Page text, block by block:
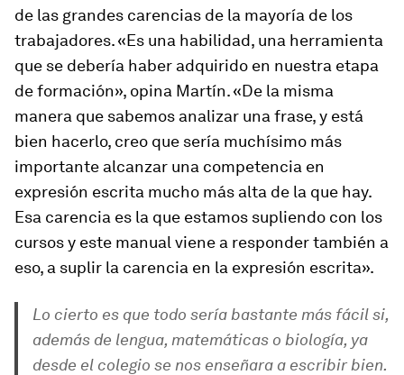
de las grandes carencias de la mayoría de los
trabajadores. «Es una habilidad, una herramienta
que se debería haber adquirido en nuestra etapa
de formación», opina Martín. «De la misma
manera que sabemos analizar una frase, y está
bien hacerlo, creo que sería muchísimo más
importante alcanzar una competencia en
expresión escrita mucho más alta de la que hay.
Esa carencia es la que estamos supliendo con los
cursos y este manual viene a responder también a
eso, a suplir la carencia en la expresión escrita».
Lo cierto es que todo sería bastante más fácil si,
además de lengua, matemáticas o biología, ya
desde el colegio se nos enseñara a escribir bien.